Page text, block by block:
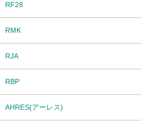
RF28
RMK
RJA
RBP
AHRES(アーレス)